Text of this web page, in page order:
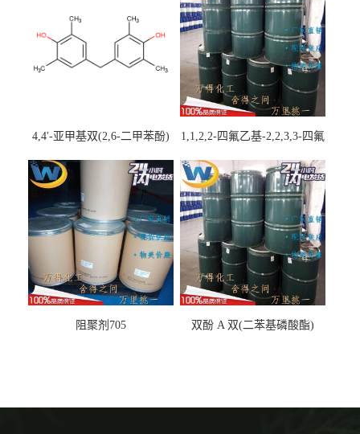
4,4'-亚甲基双(2,6-二甲苯酚)
1,1,2,2-四氟乙基-2,2,3,3-四氟
阻聚剂705 双酚 A 双(二苯基磷酸酯)